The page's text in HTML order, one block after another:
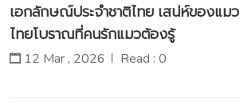
เอกลักษณ์ประจำชาติไทย เสน่ห์ของแมว
ไทยโบราณที่คนรักแมวต้องรู้
12 Mar , 2026 Read : 0